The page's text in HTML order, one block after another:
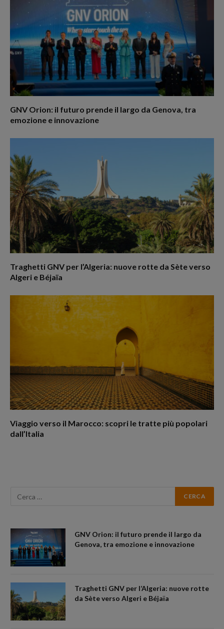
GNV Orion: il futuro prende il largo da Genova, tra
emozione e innovazione
Traghetti GNV per l’Algeria: nuove rotte da Sète verso
Algeri e Béjaïa
Viaggio verso il Marocco: scopri le tratte più popolari
dall’Italia
GNV Orion: il futuro prende il largo da
Genova, tra emozione e innovazione
Traghetti GNV per l’Algeria: nuove rotte
da Sète verso Algeri e Béjaïa